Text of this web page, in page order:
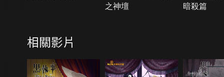
之神壇
暗殺篇
相關影片